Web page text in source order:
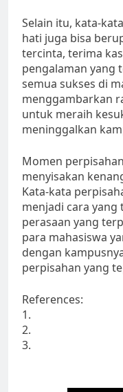
Selain itu, kata-
hati juga bisa
tercinta, terima
pengalaman yang
semua sukses di
menggambarkan
untuk meraih
meninggalkan
Momen
menyisakan
Kata-kata
menjadi cara
perasaan yang
para mahasiswa
dengan
perpisahan yang
References:
1.
2.
3.